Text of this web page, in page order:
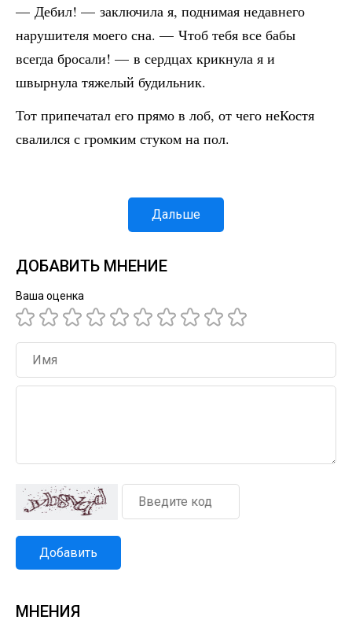
— Дебил! — заключила я, поднимая недавнего
нарушителя моего сна. — Чтоб тебя все бабы
всегда бросали! — в сердцах крикнула я и
швырнула тяжелый будильник.
Тот припечатал его прямо в лоб, от чего неКостя
свалился с громким стуком на пол.
Дальше
ДОБАВИТЬ МНЕНИЕ
Ваша оценка
Добавить
МНЕНИЯ